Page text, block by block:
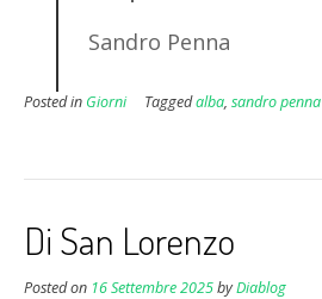
Sandro Penna
Posted in Giorni Taggedalba, sandro penna
Di San Lorenzo
Posted on 16 Settembre 2025byDiablog